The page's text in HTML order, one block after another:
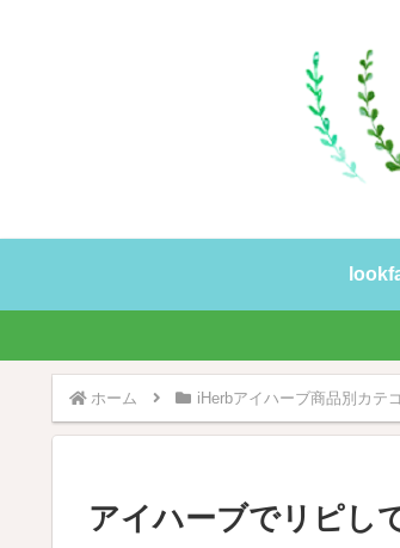
ホーム iHerbアイハーブ商品別カテ
アイハーブでリピし